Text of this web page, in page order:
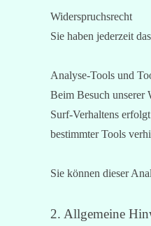
Widerspruchsrecht
Sie haben jederzeit
Analyse-Tools und
Beim Besuch unserer
Surf-Verhaltens
bestimmter Tools
Sie können dieser
2. Allgemeine